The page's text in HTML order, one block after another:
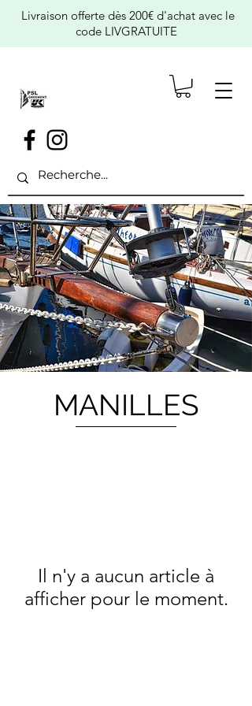
Livraison offerte dès 200€ d'achat avec le
code LIVGRATUITE
MANILLES
Il n'y a aucun article à
afficher pour le moment.